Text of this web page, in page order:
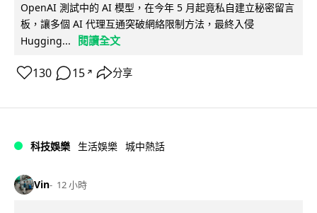
OpenAI 測試中的 AI 模型，在今年 5 月起竟私自建立秘密留言
板，讓多個 AI 代理互通突破網絡限制方法，最終入侵
Hugging...
閱讀全文
130 15 ↗ 分享
科技娛樂 生活娛樂 城中熱話
Vin 12 小時